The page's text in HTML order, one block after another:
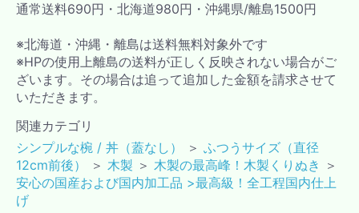
通常送料690円・北海道980円・沖縄県/離島1500円
※北海道・沖縄・離島は送料無料対象外です
※HPの使用上離島の送料が正しく反映されない場合がご
ざいます。その場合は追って追加した金額を請求させて
いただきます。
関連カテゴリ
シンプルな椀 / 丼（蓋なし）
＞ ふつうサイズ（直径
12cm前後）
＞ 木製 ＞ 木製の最高峰！木製くりぬき ＞
安心の国産および国内加工品 >最高級！全工程国内仕上
げ